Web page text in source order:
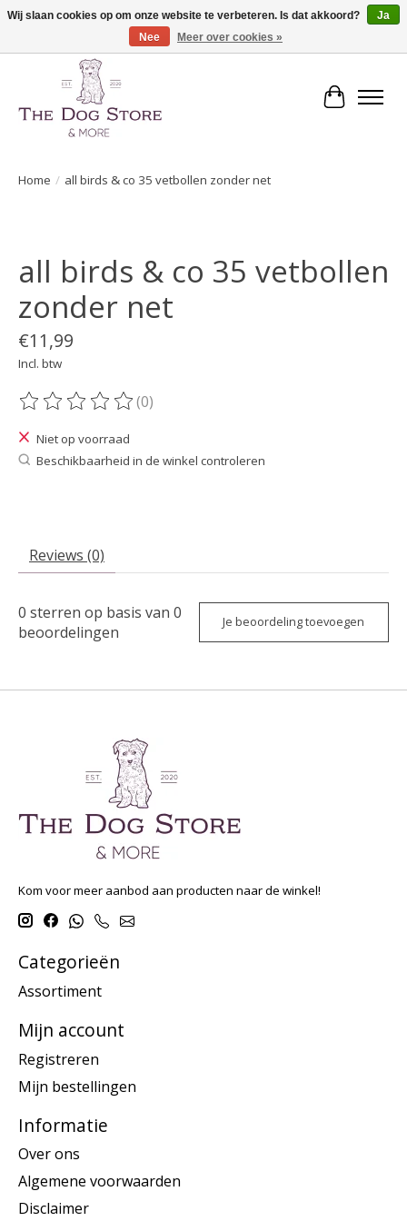
De speciaalzaak in hondenartikelen en meer!
Home / all birds & co 35 vetbollen zonder net
all birds & co 35 vetbollen
zonder net
€11,99
Incl. btw
De beoordeling van dit product is
(0)
Niet op voorraad
Beschikbaarheid in de winkel controleren
Reviews (0)
0 sterren op basis van 0
beoordelingen
Je beoordeling toevoegen
Kom voor meer aanbod aan producten naar de winkel!
Categorieën
Assortiment
Mijn account
Registreren
Mijn bestellingen
Informatie
Over ons
Algemene voorwaarden
Disclaimer
Wij slaan cookies op om onze website te verbeteren. Is dat akkoord?
Ja
Nee
Meer over cookies »